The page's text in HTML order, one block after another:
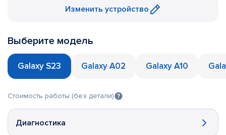
Изменить устройство
Выберите модель
Galaxy S23 Galaxy A02 Galaxy A10
Стоимость работы (без детали)
Диагностика